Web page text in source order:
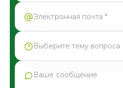
Выберите тему вопроса
Продукция Фармгрупп